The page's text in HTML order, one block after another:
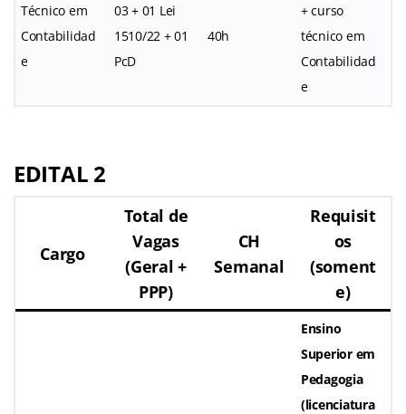
Técnico em
Contabilidad
e
03 + 01 Lei
1510/22 + 01
PcD
40h
+ curso
técnico em
Contabilidad
e
EDITAL 2
Cargo
Total de
Vagas
(Geral +
PPP)
CH
Semanal
Requisit
os
(soment
e)
Ensino
Superior em
Pedagogia
(licenciatura